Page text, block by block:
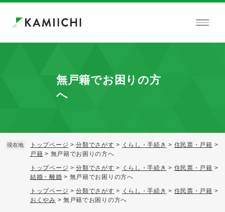
ペ
メ
無戸籍でお困りの方
へ
現在地 トップページ >分類でさがす > くらし・手続き > 住民票・戸籍 >
戸籍 > 無戸籍でお困りの方へ
トップページ >分類でさがす > くらし・手続き > 住民票・戸籍 >
結婚・離婚 > 無戸籍でお困りの方へ
トップページ >分類でさがす > くらし・手続き > 住民票・戸籍 >
おくやみ > 無戸籍でお困りの方へ